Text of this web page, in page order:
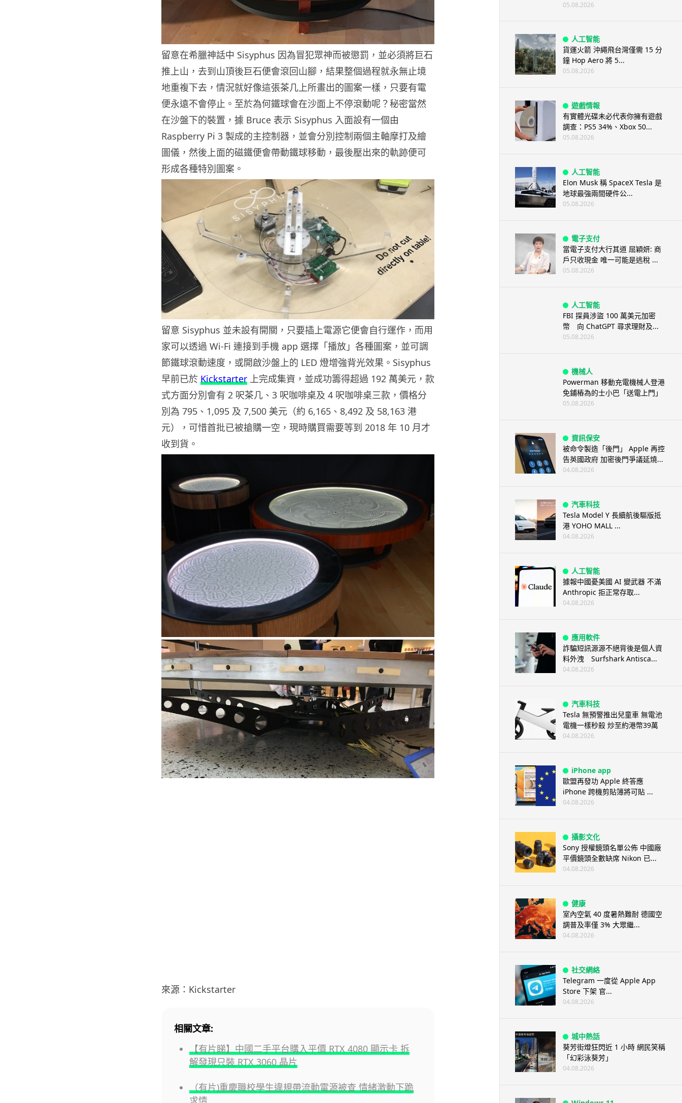
留意在希臘神話中 Sisyphus 因為冒犯眾神而被懲罰，並必須將巨石
推上山，去到山頂後巨石便會滾回山腳，結果整個過程就永無止境
地重複下去，情況就好像這張茶几上所畫出的圖案一樣，只要有電
便永遠不會停止。至於為何鐵球會在沙面上不停滾動呢？秘密當然
在沙盤下的裝置，據 Bruce 表示 Sisyphus 入面設有一個由
Raspberry Pi 3 製成的主控制器，並會分別控制兩個主軸摩打及繪
圖儀，然後上面的磁鐵便會帶動鐵球移動，最後壓出來的軌跡便可
形成各種特別圖案。
留意 Sisyphus 並未設有開關，只要插上電源它便會自行運作，而用
家可以透過 Wi-Fi 連接到手機 app 選擇「播放」各種圖案，並可調
節鐵球滾動速度，或開啟沙盤上的 LED 燈增強背光效果。Sisyphus
早前已於 Kickstarter 上完成集資，並成功籌得超過 192 萬美元，款
式方面分別會有 2 呎茶几、3 呎咖啡桌及 4 呎咖啡桌三款，價格分
別為 795、1,095 及 7,500 美元（約 6,165、8,492 及 58,163 港
元），可惜首批已被搶購一空，現時購買需要等到 2018 年 10 月才
收到貨。
來源：Kickstarter
相關文章:
【有片睇】中國二手平台購入平價 RTX 4080 顯示卡 拆
解發現只裝 RTX 3060 晶片
（有片)重慶職校學生違規帶流動電源被查 情緒激動下跪
求情
05.08.2026
人工智能
貨運火箭 沖繩飛台灣僅需 15 分
鐘 Hop Aero 將 5...
05.08.2026
遊戲情報
有實體光碟未必代表你擁有遊戲
調查：PS5 34%、Xbox 50...
05.08.2026
人工智能
Elon Musk 稱 SpaceX Tesla 是
地球最強兩間硬件公...
05.08.2026
電子支付
當電子支付大行其道 屈穎妍: 商
戶只收現金 唯一可能是逃稅 ...
05.08.2026
人工智能
FBI 探員涉盜 100 萬美元加密
幣 向 ChatGPT 尋求理財及...
05.08.2026
機械人
Powerman 移動充電機械人登港
免鋪樁為的士小巴「送電上門」
05.08.2026
資訊保安
被命令製造「後門」 Apple 再控
告英國政府 加密後門爭議延燒...
04.08.2026
汽車科技
Tesla Model Y 長續航後驅版抵
港 YOHO MALL ...
04.08.2026
人工智能
據報中國憂美國 AI 變武器 不滿
Anthropic 拒正常存取...
04.08.2026
應用軟件
詐騙短訊源源不絕背後是個人資
料外洩 Surfshark Antisca...
04.08.2026
汽車科技
Tesla 無預警推出兒童車 無電池
電機一樣秒殺 炒至約港幣39萬
04.08.2026
iPhone app
歐盟再發功 Apple 終答應
iPhone 跨機剪貼簿將可貼 ...
04.08.2026
攝影文化
Sony 授權鏡頭名單公佈 中國廠
平價鏡頭全數缺席 Nikon 已...
04.08.2026
健康
室內空氣 40 度暑熱難耐 德國空
調普及率僅 3% 大眾繼...
04.08.2026
社交網絡
Telegram 一度從 Apple App
Store 下架 官...
04.08.2026
城中熱話
葵芳街燈狂閃近 1 小時 網民笑稱
「幻彩泳葵芳」
04.08.2026